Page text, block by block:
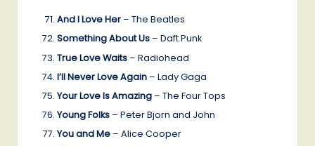
And I Love Her – The Beatles
Something About Us – Daft Punk
True Love Waits – Radiohead
I’ll Never Love Again – Lady Gaga
Your Love Is Amazing – The Four Tops
Young Folks – Peter Bjorn and John
You and Me – Alice Cooper